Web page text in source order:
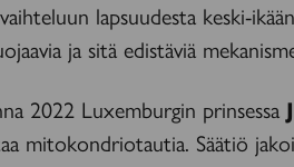
lapsuudesta keski-
ja sitä edistäviä
2022 Luxemburgin prinsessa
mitokondriotautia. Säätiö jakoi